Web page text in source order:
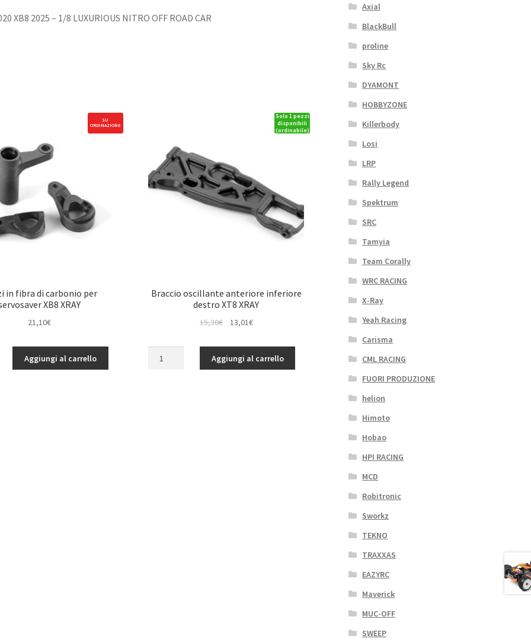
XB8 2025 – 1/8 LUXURIOUS NITRO OFF ROAD CAR
SU
ORDINAZIONE
in fibra di carbonio per
XB8 XRAY
21,10€
Aggiungi al carrello
Solo 1 pezzi
disponibili
(ordinabile)
Braccio oscillante anteriore inferiore
destro XT8 XRAY
15,30€
originale
era:
13,01€Il
attuale
è:
Aggiungi al carrello
Axial
BlackBull
proline
Sky Rc
DYAMONT
HOBBYZONE
Killerbody
Losi
LRP
Rally Legend
Spektrum
SRC
Tamyia
Team Corally
WRC RACING
X-Ray
Yeah Racing
Carisma
CML RACING
FUORI PRODUZIONE
helion
Himoto
Hobao
HPI RACING
MCD
Robitronic
Sworkz
TEKNO
TRAXXAS
EAZYRC
Maverick
MUC-OFF
SWEEP